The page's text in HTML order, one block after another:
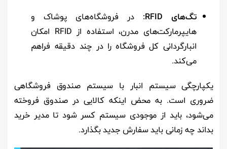
تگ‌های RFID:
در فروشگاه‌های پوشاک و
هایپرمارکت‌های مدرن، استفاده از RFID امکان
انبارگردانی کل فروشگاه را در چند دقیقه فراهم
می‌کند.
یکپارچگی سیستم انبار با سیستم صندوق فروشگاهی
ضروری است. به محض اینکه کالایی در صندوق فروخته
می‌شود، باید از موجودی سیستم کسر شود تا مدیر خرید
بداند چه زمانی باید سفارش جدید بگذارد.